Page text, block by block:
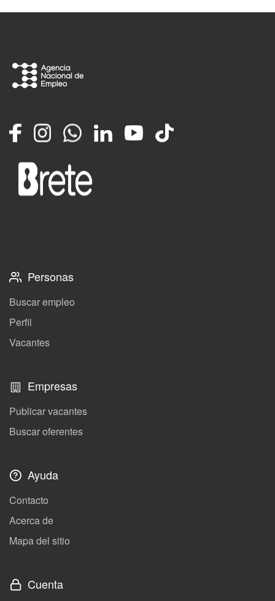
FacebookInstagramWhatsappLinkedInYouTube
TikTok
Personas
Buscar empleo
Perfil
Vacantes
Empresas
Publicar vacantes
Buscar oferentes
Ayuda
Contacto
Acerca de
Mapa del sitio
Cuenta